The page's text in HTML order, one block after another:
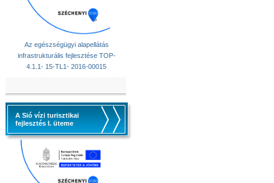
Az egészségügyi alapellátás
infrastrukturális fejlesztése TOP-
4.1.1- 15-TL1- 2016-00015
A Sió vízi turisztikai
fejlesztés I. üteme